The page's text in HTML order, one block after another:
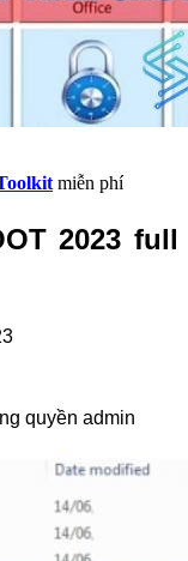
miễn phí
2023 full
quyền admin